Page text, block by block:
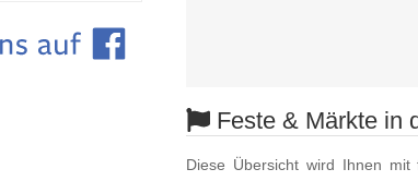
Feste & Märkte in
Diese Übersicht wird Ihnen